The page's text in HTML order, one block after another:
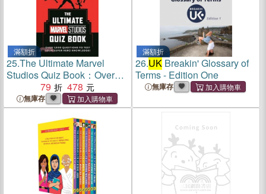
滿額折
25.The Ultimate Marvel
Studios Quiz Book：Over
1000 questions to test your
Super Hero knowledge!
79 478
無庫存
滿額折
26.UKBreakin' Glossary of
Terms - Edition One
無庫存